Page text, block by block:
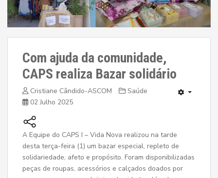
Com ajuda da comunidade,
CAPS realiza Bazar solidário
Cristiane Cândido-ASCOM
Saúde
02 Julho 2025
A Equipe do CAPS I – Vida Nova realizou na tarde
desta terça-feira (1) um bazar especial, repleto de
solidariedade, afeto e propósito. Foram disponibilizadas
peças de roupas, acessórios e calçados doados por